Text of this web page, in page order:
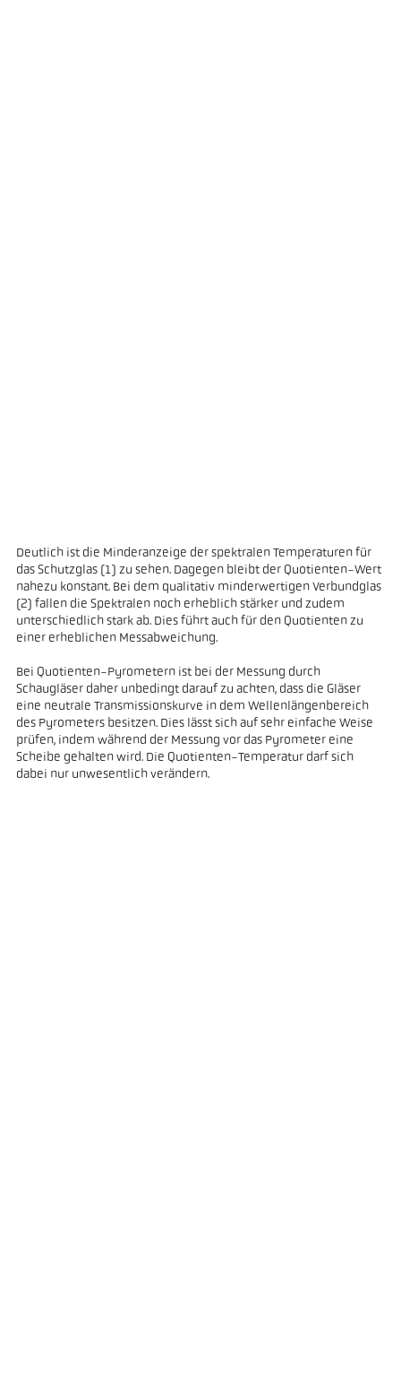
Deutlich ist die Minderanzeige der spektralen Temperaturen für
das Schutzglas (1) zu sehen. Dagegen bleibt der Quotienten-Wert
nahezu konstant. Bei dem qualitativ minderwertigen Verbundglas
(2) fallen die Spektralen noch erheblich stärker und zudem
unterschiedlich stark ab. Dies führt auch für den Quotienten zu
einer erheblichen Messabweichung.
Bei Quotienten-Pyrometern ist bei der Messung durch
Schaugläser daher unbedingt darauf zu achten, dass die Gläser
eine neutrale Transmissionskurve in dem Wellenlängenbereich
des Pyrometers besitzen. Dies lässt sich auf sehr einfache Weise
prüfen, indem während der Messung vor das Pyrometer eine
Scheibe gehalten wird. Die Quotienten-Temperatur darf sich
dabei nur unwesentlich verändern.